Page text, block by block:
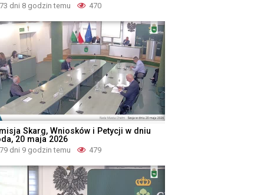
73 dni 8 godzin temu 470
Skarg, Wniosków i Petycji w dniu
20 maja 2026
79 dni 9 godzin temu 479